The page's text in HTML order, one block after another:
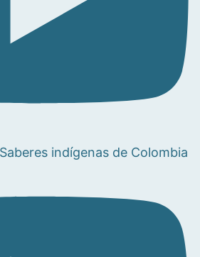
Saberes indígenas de Colombia